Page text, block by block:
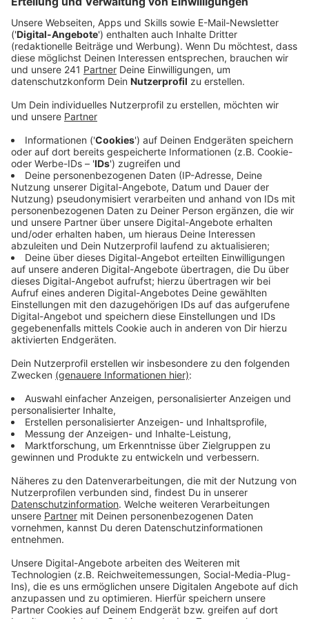
Veröffentlicht:Dienstag, 15.08.2023 15:39
Anzeige
durch sind, könne Artar Brot ab Ende der Woche in
einer anderen Halle einen sehr kleinen Teil des
Betriebs wiederaufnehmen, so die Geschäftsführung.
Doch die Firma steht vor großen Problemen: Sie
beliefert den Groß- und Einzelhandel in Deutschland,
aber auch in Schweden, Polen, Dänemark und den
Niederlanden. Der Schaden durch den Brand dürfte in
Millionenhöhe liegen.
Ein technischer Defekt in einem Kühlhaus war die
Ursache des Brandes, so die Feuerwehr. Im Laufe der
Woche werden weitere Gutachter das Gelände unter
die Lupe nehmen.
Anzeige
Weitere Meldungen aus Leverkusen
Anzeige
Feuer in Brotfabrik: Technischer Defekt wohl
Brandursache
Leverkusener Bierbörse wird kleiner und kürzer
Leverkusen: Viele Anträge durch Kitaplatzmangel